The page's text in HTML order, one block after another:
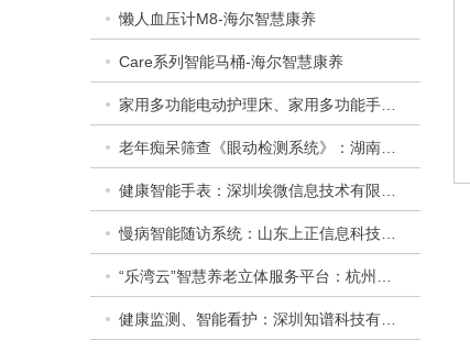
懒人血压计M8-海尔智慧康养
Care系列智能马桶-海尔智慧康养
家用多功能电动护理床、家用多功能手动护理床：​衡水乐活医疗器械有限公司
老年痴呆筛查《眼动检测系统》：湖南佩蕾斯特科技有限公司
健康智能手表：深圳埃微信息技术有限公司
慢病智能随访系统：山东上正信息科技有限公司
“乐湾云”智慧养老立体服务平台：杭州乐湾科技有限公司
健康监测、智能看护：深圳知谱科技有限公司